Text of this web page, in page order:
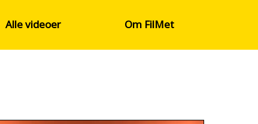
Alle videoer Om FilMet